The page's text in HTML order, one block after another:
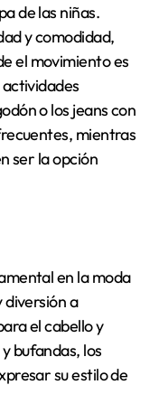
de las niñas.
y comodidad,
el movimiento es
o los jeans con
mientras
ser la opción
en la moda
diversión a
el cabello y
bufandas, los
su estilo de